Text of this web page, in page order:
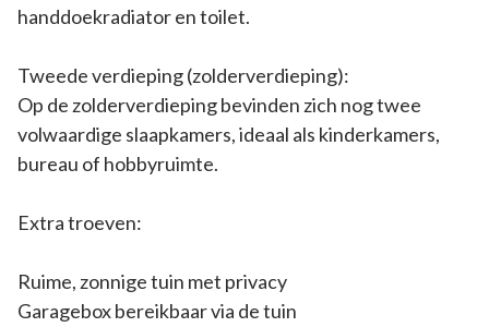
handdoekradiator en toilet.
Tweede verdieping (zolderverdieping):
Op de zolderverdieping bevinden zich nog twee
volwaardige slaapkamers, ideaal als kinderkamers,
bureau of hobbyruimte.
Extra troeven:
Ruime, zonnige tuin met privacy
Garagebox bereikbaar via de tuin